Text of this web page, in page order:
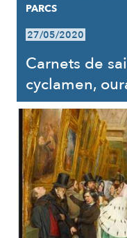
PARCS
27/05/2020
Carnets de
cyclamen,